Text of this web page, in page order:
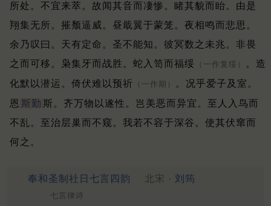
所处。 不宜来萃。故闻其音而凄惨。 睹其貌而眙。由是
翔集无所。 摧颓逼威。昼戢翼于蒙笼。 夜相鸣而悲思。
余乃叹曰。 天有定命。圣不能知。 彼冥数之未兆。非畏
之而可移。
枭集牙而战胜。蛇入笥而福绥 （一作复绥） 。 造
化默以潜运。倚伏难以预祈
（一作期） 。 况乎爱子及室。
恩 斯勤 斯。 齐万物以遂性。岂美恶而异宜。 至人入鸟而
不乱。至治层巢而不窥。 我若不容于深谷。使其伏窜而
何之。
奉和圣制社日七言四韵 北宋 · 刘筠
七言律诗